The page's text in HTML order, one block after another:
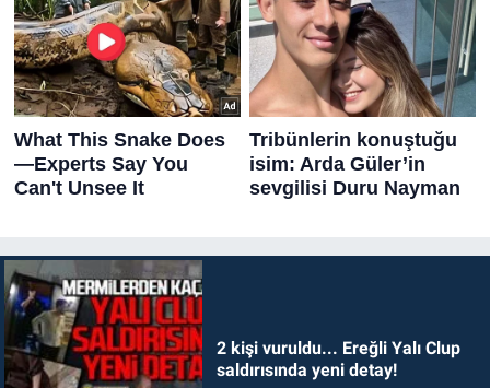
2 kişi vuruldu... Ereğli Yalı Clup
saldırısında yeni detay!